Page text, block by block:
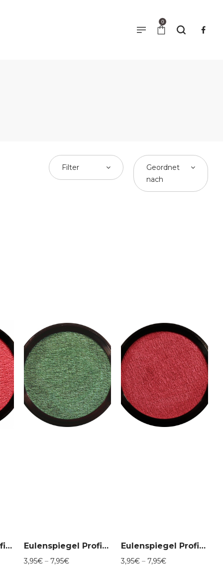
0
Filter
Geordnet
nach
Eulenspiegel Profi-Aqua Make-Up Perlglanz-Candy Pink 012/057 Eulenspiegel Profi-Aqua Make-Up Perlglanz-Candygreen 012/043
3,95€ – 7,95€Preisspanne:
Eulenspiegel Profi-Aqua Make-Up Perlglanz-Erdbeerrot 012/054
3,95€ – 7,95€Preisspanne: